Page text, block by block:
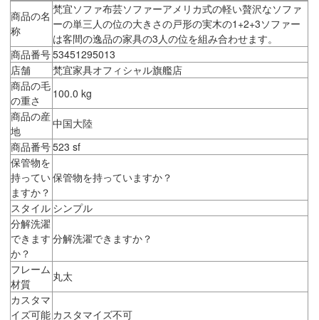
商品の名
称
梵宜ソファ布芸ソファーアメリカ式の軽い贅沢なソファ
ーの単三人の位の大きさの戸形の実木の1+2+3ソファー
は客間の逸品の家具の3人の位を組み合わせます。
商品番号53451295013
店舗
梵宜家具オフィシャル旗艦店
商品の毛
の重さ
100.0 kg
商品の産
地
中国大陸
商品番号523 sf
保管物を
持ってい
ますか？
保管物を持っていますか？
スタイル シンプル
分解洗濯
できます
か？
分解洗濯できますか？
フレーム
材質
丸太
カスタマ
イズ可能 カスタマイズ不可